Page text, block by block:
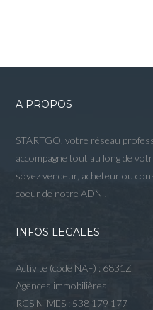
A PROPOS
STARTGO, votre réseau
accompagne tout au long de
soyez vendeur, acheteur ou
coeur de notre ADN !
INFOS LEGALES
Activité (code NAF) : 6831Z
Agences immobilières
RCS NIMES : 538 179 177